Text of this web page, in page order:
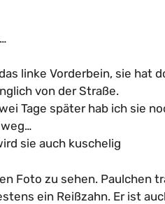
linke Vorderbein, sie hat
von der Straße.
Tage später hab ich sie
sie auch kuschelig
Foto zu sehen. Paulchen
ein Reißzahn. Er ist